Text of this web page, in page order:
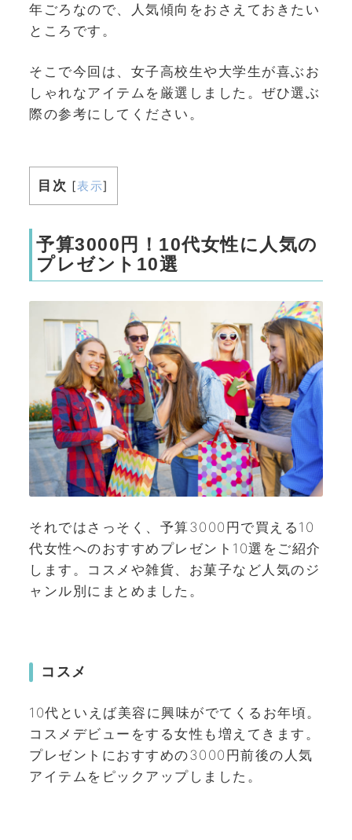
年ごろなので、人気傾向をおさえておきたい
ところです。
そこで今回は、女子高校生や大学生が喜ぶお
しゃれなアイテムを厳選しました。ぜひ選ぶ
際の参考にしてください。
目次 [表示]
予算3000円！10代女性に人気の
プレゼント10選
それではさっそく、予算3000円で買える10
代女性へのおすすめプレゼント10選をご紹介
します。コスメや雑貨、お菓子など人気のジ
ャンル別にまとめました。
コスメ
10代といえば美容に興味がでてくるお年頃。
コスメデビューをする女性も増えてきます。
プレゼントにおすすめの3000円前後の人気
アイテムをピックアップしました。